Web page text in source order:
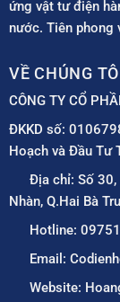
ứng vật tư điện
nước. Tiên phong
VỀ CHÚNG
CÔNG TY CỔ
ĐKKD số:
Hoạch và Đầu Tư
Địa chỉ: Số 30,
Nhàn, Q.Hai Bà
Hotline:
Email:
Website: